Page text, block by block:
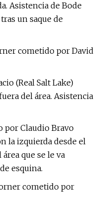
Asistencia de Bode
un saque de
cometido por David
(Real Salt Lake)
del área. Asistencia
por Claudio Bravo
la izquierda desde el
que se le va
esquina.
cometido por